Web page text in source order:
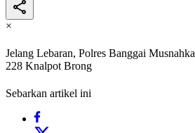
×
Jelang Lebaran, Polres Banggai
228 Knalpot Brong
Sebarkan artikel ini